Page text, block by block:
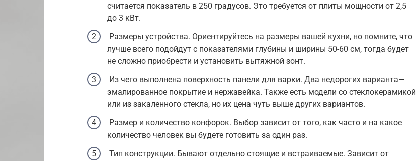
считается показатель в 250 градусов. Это требуется от плиты мощности от 2,5
до 3 кВт.
Размеры устройства. Ориентируйтесь на размеры вашей кухни, но помните, что
лучше всего подойдут с показателями глубины и ширины 50-60 см, тогда будет
не сложно приобрести и установить вытяжной зонт.
Из чего выполнена поверхность панели для варки. Два недорогих варианта—
эмалированное покрытие и нержавейка. Также есть модели со стеклокерамикой
или из закаленного стекла, но их цена чуть выше других вариантов.
Размер и количество конфорок. Выбор зависит от того, как часто и на какое
количество человек вы будете готовить за один раз.
Тип конструкции. Бывают отдельно стоящие и встраиваемые. Зависит от